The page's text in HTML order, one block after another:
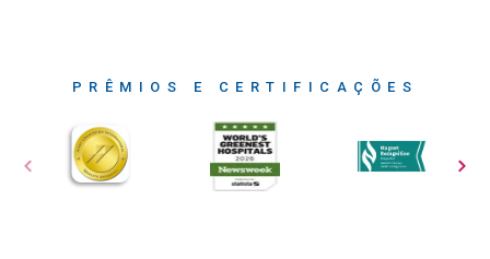
PRÊMIOS E CERTIFICAÇÕES